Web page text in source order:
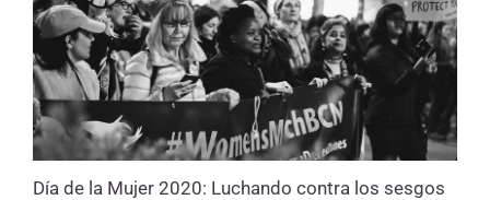
de resultados, asegurando que todas las voces
estén presentes en la toma de decisiones. Existen
herramientas prácticas, como listas para
identificar el sesgo de géneroyguías de
comunicación
, que nos pueden resultar útiles
para utilizar un lenguaje más inclusivo .
Día de la Mujer 2020: Luchando contra los sesgos